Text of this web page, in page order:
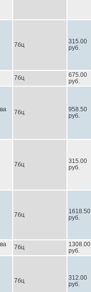
7бц
315.00
руб.
7бц
675.00
руб.
7бц
958.50
руб.
7бц
315.00
руб.
7бц
1618.50
руб.
7бц
1308.00
руб.
7бц
312.00
руб.